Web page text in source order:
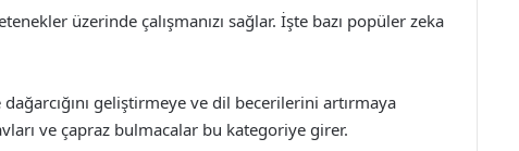
üzerinde çalışmanızı sağlar. İşte bazı popüler zeka
geliştirmeye ve dil becerilerini artırmaya
ve çapraz bulmacalar bu kategoriye girer.